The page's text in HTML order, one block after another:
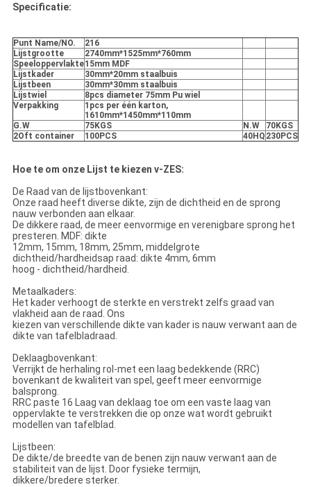
Specificatie:
Punt Name/NO.
216
Lijstgrootte
2740mm*1525mm*760mm
Speeloppervlakte15mm MDF
Lijstkader
30mm*20mm staalbuis
Lijstbeen
30mm*30mm staalbuis
Lijstwiel
8pcs diameter 75mm Pu wiel
Verpakking
1pcs per één karton,
1610mm*1450mm*110mm
G.W
75KGS N.W
70KGS
2Oft container
100PCS 40HQ 230PCS
Hoe te om onze Lijst te kiezen v-ZES:
De Raad van de lijstbovenkant:
Onze raad heeft diverse dikte, zijn de dichtheid en de sprong
nauw verbonden aan elkaar.
De dikkere raad, de meer eenvormige en verenigbare sprong het
presteren. MDF: dikte
12mm, 15mm, 18mm, 25mm, middelgrote
dichtheid/hardheidsap raad: dikte 4mm, 6mm
hoog - dichtheid/hardheid.
Metaalkaders:
Het kader verhoogt de sterkte en verstrekt zelfs graad van
vlakheid aan de raad. Ons
kiezen van verschillende dikte van kader is nauw verwant aan de
dikte van tafelbladraad.
Deklaagbovenkant:
Verrijkt de herhaling rol-met een laag bedekkende (RRC)
bovenkant de kwaliteit van spel, geeft meer eenvormige
balsprong.
RRC paste 16 Laag van deklaag toe om een vaste laag van
oppervlakte te verstrekken die op onze wat wordt gebruikt
modellen van tafelblad.
Lijstbeen:
De dikte/de breedte van de benen zijn nauw verwant aan de
stabiliteit van de lijst. Door fysieke termijn,
dikkere/bredere sterker.